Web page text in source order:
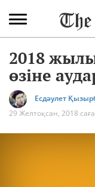
2018
өзіне
Есдәулет
29 Желтоқсан, 2018